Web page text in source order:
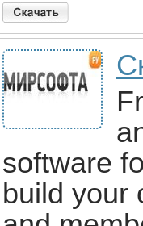
software
build your